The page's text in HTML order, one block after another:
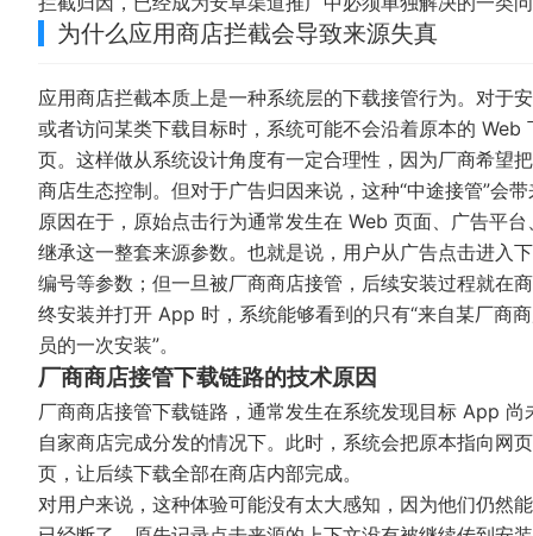
为什么应用商店拦截会导致来源失真
应用商店拦截本质上是一种系统层的下载接管行为。对于
或者访问某类下载目标时，系统可能不会沿着原本的
页。这样做从系统设计角度有一定合理性，因为厂商希望
商店生态控制。但对于广告归因来说，这种“中途接管”会
原因在于，原始点击行为通常发生在 Web 页面、广告平
继承这一整套来源参数。也就是说，用户从广告点击进入
编号等参数；但一旦被厂商商店接管，后续安装过程就在
终安装并打开 App 时，系统能够看到的只有“来自某厂商
员的一次安装”。
厂商商店接管下载链路的技术原因
厂商商店接管下载链路，通常发生在系统发现目标 App
自家商店完成分发的情况下。此时，系统会把原本指向网
页，让后续下载全部在商店内部完成。
对用户来说，这种体验可能没有太大感知，因为他们仍然